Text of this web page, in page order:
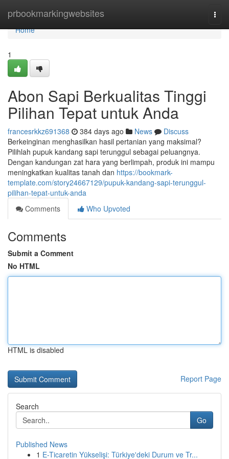
prbookmarkingwebsites
Home
Home
1
Abon Sapi Berkualitas Tinggi
Pilihan Tepat untuk Anda
francesrkkz691368 384 days ago News
Discuss
Berkeinginan menghasilkan hasil pertanian yang maksimal?
Pilihlah pupuk kandang sapi terunggul sebagai peluangnya.
Dengan kandungan zat hara yang berlimpah, produk ini mampu
meningkatkan kualitas tanah dan https://bookmark-
template.com/story24667129/pupuk-kandang-sapi-terunggul-
pilihan-tepat-untuk-anda
Comments
Who Upvoted
Comments
Submit a Comment
No HTML
HTML is disabled
Report Page
Search
Go
Published News
1 E-Ticaretin Yükselişi: Türkiye'deki Durum ve Tr...